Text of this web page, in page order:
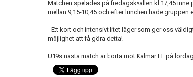
Matchen spelades på fredagskvällen kl 17,45 inne
mellan 9,15-10,45 och efter lunchen hade
- Ett kort och intensivt litet läger som ger oss
möjlighet att få göra detta!
U19s nästa match är borta mot Kalmar FF på